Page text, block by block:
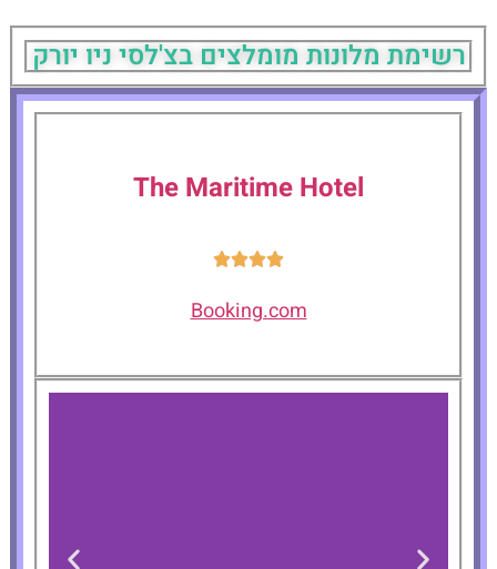
רשימת מלונות מומלצים בצ'לסי ניו יורק
The Maritime Hotel
Booking.com